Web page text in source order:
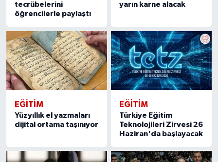
tecrübelerini
öğrencilerle paylaştı
yarın karne alacak
EĞITIM
Yüzyıllık el yazmaları
dijital ortama taşınıyor
EĞITIM
Türkiye Eğitim
Teknolojileri Zirvesi 26
Haziran'da başlayacak